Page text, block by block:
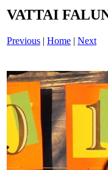
VATTAI
Previous | Home | Next